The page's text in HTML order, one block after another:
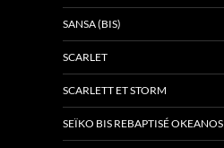
SANSA (BIS)
SCARLET
SCARLETT ET STORM
SEÏKO BIS REBAPTISÉ OKEANOS